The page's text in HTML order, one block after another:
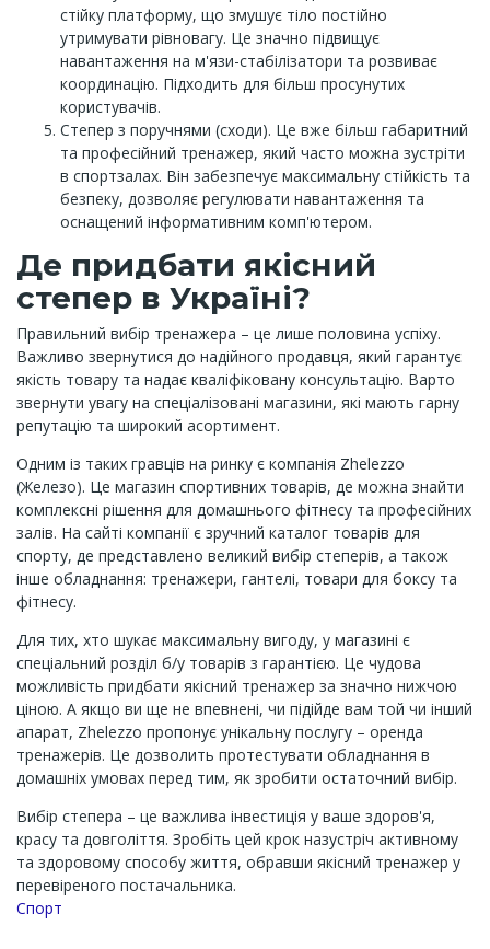
стійку платформу, що змушує тіло постійно
утримувати рівновагу. Це значно підвищує
навантаження на м'язи-стабілізатори та розвиває
координацію. Підходить для більш просунутих
користувачів.
Степер з поручнями (сходи). Це вже більш габаритний
та професійний тренажер, який часто можна зустріти
в спортзалах. Він забезпечує максимальну стійкість та
безпеку, дозволяє регулювати навантаження та
оснащений інформативним комп'ютером.
Де придбати якісний
степер в Україні?
Правильний вибір тренажера – це лише половина успіху.
Важливо звернутися до надійного продавця, який гарантує
якість товару та надає кваліфіковану консультацію. Варто
звернути увагу на спеціалізовані магазини, які мають гарну
репутацію та широкий асортимент.
Одним із таких гравців на ринку є компанія Zhelezzo
(Железо). Це магазин спортивних товарів, де можна знайти
комплексні рішення для домашнього фітнесу та професійних
залів. На сайті компанії є зручний каталог товарів для
спорту, де представлено великий вибір степерів, а також
інше обладнання: тренажери, гантелі, товари для боксу та
фітнесу.
Для тих, хто шукає максимальну вигоду, у магазині є
спеціальний розділ б/у товарів з гарантією. Це чудова
можливість придбати якісний тренажер за значно нижчою
ціною. А якщо ви ще не впевнені, чи підійде вам той чи інший
апарат, Zhelezzo пропонує унікальну послугу – оренда
тренажерів. Це дозволить протестувати обладнання в
домашніх умовах перед тим, як зробити остаточний вибір.
Вибір степера – це важлива інвестиція у ваше здоров'я,
красу та довголіття. Зробіть цей крок назустріч активному
та здоровому способу життя, обравши якісний тренажер у
перевіреного постачальника.
Channel
Спорт